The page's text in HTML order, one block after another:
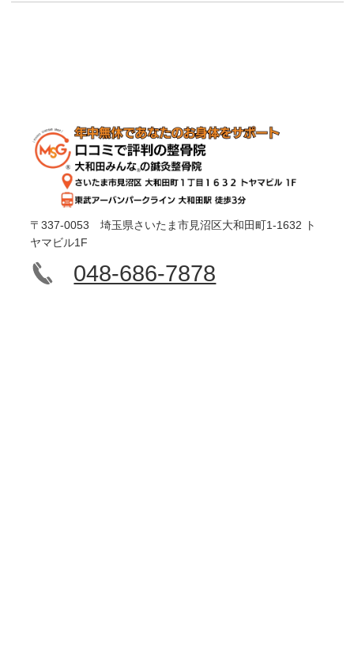
〒337-0053 埼玉県さいたま市見沼区大和田町1-1632 ト
ヤマビル1F
048-686-7878